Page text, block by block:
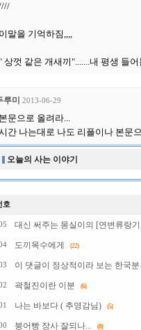
이말을 기억하짐,,,,
상껏 같은 개새끼".......내 평생 들
루미 2013-06-29
본문으로 올려라...
간 나는대로 나도 리플이나 본문
오늘의 사는 이야기
호
대신 써주는 몽실이의 [연변류랑
도끼목수에게 (22)
이 댓글이 정상적이라 보는 한국분
곽철진이란 이분 (6)
나는 바보다 ( 추영감님) (5)
붕어빵 장사 잘되나... (8)